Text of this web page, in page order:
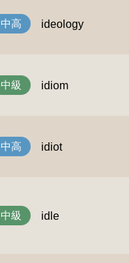
中高 ideology
中級 idiom
中高 idiot
中級 idle